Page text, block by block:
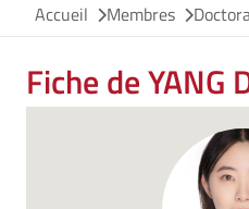
Accueil Membres
Fiche de YANG